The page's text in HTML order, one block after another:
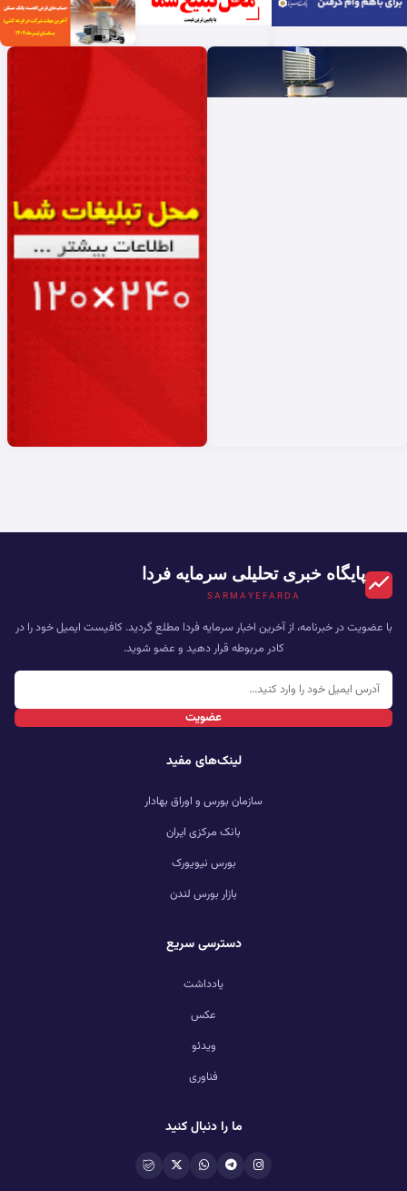
پایگاه خبری تحلیلی سرمایه فردا
SARMAYEFARDA
با عضویت در خبرنامه، از آخرین اخبار سرمایه فردا مطلع گردید. کافیست ایمیل خود را در
کادر مربوطه قرار دهید و عضو شوید.
عضویت
لینک‌های مفید
سازمان بورس و اوراق بهادار
بانک مرکزی ایران
بورس نیویورک
بازار بورس لندن
دسترسی سریع
یادداشت
عکس
ویدئو
فناوری
ما را دنبال کنید